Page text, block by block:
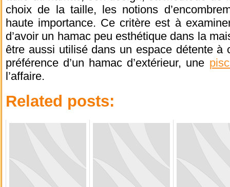
choix de la taille, les notions
haute importance. Ce critère est à
d’avoir un hamac peu esthétique dans la
être aussi utilisé dans un espace détente à
préférence d’un hamac d’extérieur, une
l’affaire.
Related posts: